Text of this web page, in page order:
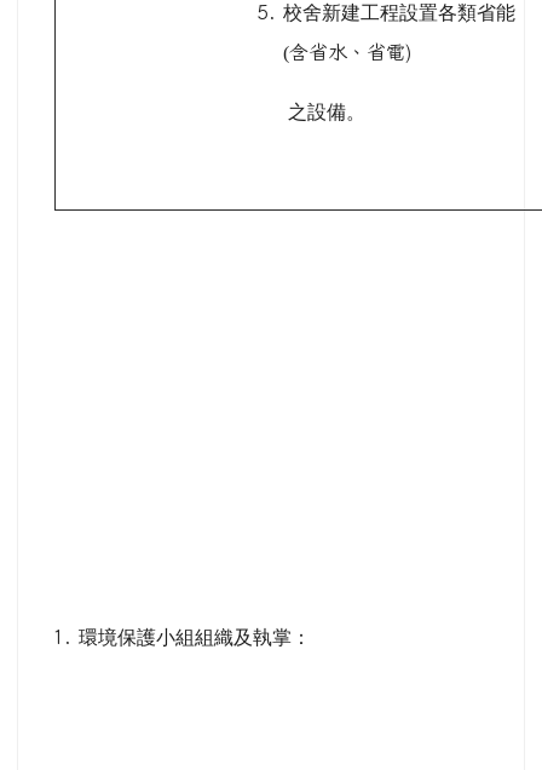
校舍新建工程設置各類省能
(含省水、省電)
之設備。
環境保護小組組織及執掌：